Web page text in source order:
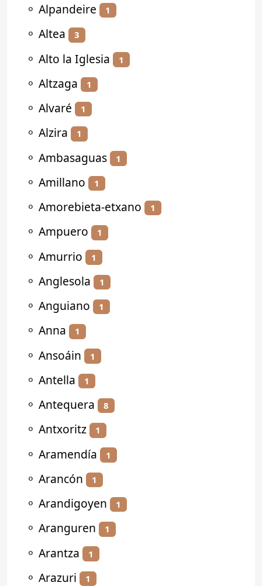
⚬ Alpandeire 1
⚬ Altea 3
⚬ Alto la Iglesia 1
⚬ Altzaga 1
⚬ Alvaré 1
⚬ Alzira 1
⚬ Ambasaguas 1
⚬ Amillano 1
⚬ Amorebieta-etxano 1
⚬ Ampuero 1
⚬ Amurrio 1
⚬ Anglesola 1
⚬ Anguiano 1
⚬ Anna 1
⚬ Ansoáin 1
⚬ Antella 1
⚬ Antequera 8
⚬ Antxoritz 1
⚬ Aramendía 1
⚬ Arancón 1
⚬ Arandigoyen 1
⚬ Aranguren 1
⚬ Arantza 1
⚬ Arazuri 1